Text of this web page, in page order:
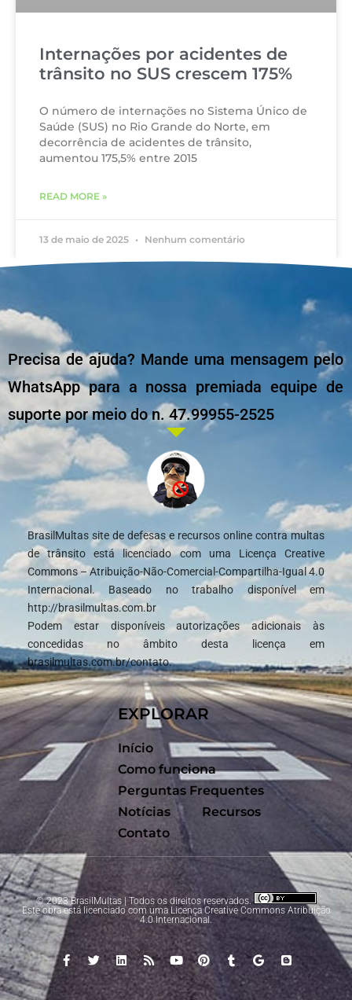
Internações por acidentes de
trânsito no SUS crescem 175%
O número de internações no Sistema Único de
Saúde (SUS) no Rio Grande do Norte, em
decorrência de acidentes de trânsito,
aumentou 175,5% entre 2015
READ MORE »
13 de maio de 2025 Nenhum comentário
Precisa de ajuda? Mande uma mensagem pelo
WhatsApp para a nossa premiada equipe de
suporte por meio do n. 47.99955-2525
BrasilMultas site de defesas e recursos online contra multas
de trânsito está licenciado com uma Licença Creative
Commons – Atribuição-Não-Comercial-Compartilha-Igual 4.0
Internacional. Baseado no trabalho disponível em
http://brasilmultas.com.br
Podem estar disponíveis autorizações adicionais às
concedidas no âmbito desta licença em
brasilmultas.com.br/contato.
EXPLORAR
Início
Como funciona
Perguntas Frequentes
Notícias
Recursos
Contato
© 2023 BrasilMultas | Todos os direitos reservados.
Este obra está licenciado com uma LicençaCreative Commons Atribuição
4.0 Internacional .